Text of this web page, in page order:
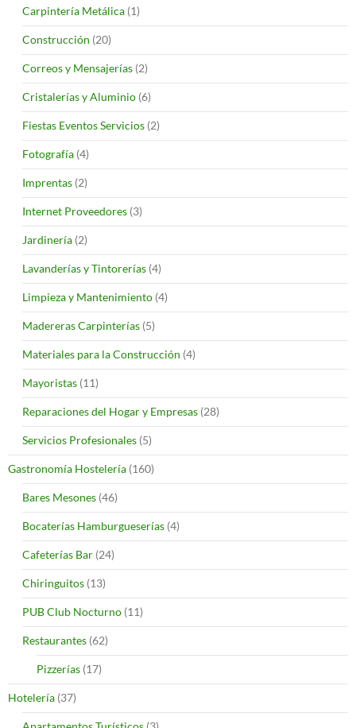
Carpintería Metálica (1)
Construcción (20)
Correos y Mensajerías (2)
Cristalerías y Aluminio (6)
Fiestas Eventos Servicios (2)
Fotografía (4)
Imprentas (2)
Internet Proveedores (3)
Jardinería (2)
Lavanderías y Tintorerías (4)
Limpieza y Mantenimiento (4)
Madereras Carpinterías (5)
Materiales para la Construcción (4)
Mayoristas (11)
Reparaciones del Hogar y Empresas (28)
Servicios Profesionales (5)
Gastronomía Hostelería (160)
Bares Mesones (46)
Bocaterías Hamburgueserías (4)
Cafeterías Bar (24)
Chiringuitos (13)
PUB Club Nocturno (11)
Restaurantes (62)
Pizzerías (17)
Hotelería (37)